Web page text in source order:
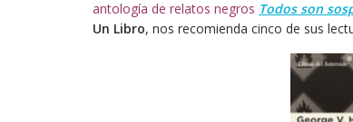
antología de relatos negros Todos son
Un Libro, nos recomienda cinco de sus